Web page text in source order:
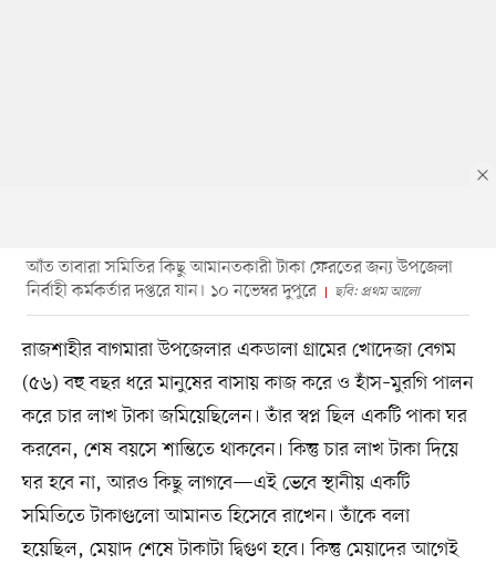
আঁত তাবারা সমিতির কিছু আমানতকারী টাকা ফেরতের জন্য উপজেলা
নির্বাহী কর্মকর্তার দপ্তরে যান। ১০ নভেম্বর দুপুরে
ছবি: প্রথম আলো
রাজশাহীর বাগমারা উপজেলার একডালা গ্রামের খোদেজা বেগম
(৫৬) বহু বছর ধরে মানুষের বাসায় কাজ করে ও হাঁস–মুরগি পালন
করে চার লাখ টাকা জমিয়েছিলেন। তাঁর স্বপ্ন ছিল একটি পাকা ঘর
করবেন, শেষ বয়সে শান্তিতে থাকবেন। কিন্তু চার লাখ টাকা দিয়ে
ঘর হবে না, আরও কিছু লাগবে—এই ভেবে স্থানীয় একটি
সমিতিতে টাকাগুলো আমানত হিসেবে রাখেন। তাঁকে বলা
হয়েছিল, মেয়াদ শেষে টাকাটা দ্বিগুণ হবে। কিন্তু মেয়াদের আগেই